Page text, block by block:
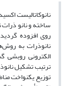
نانوکاتالیست
ساخته و نانو
روی افزوده
نانوذرات به
الکترونی روبشی
توزیع یکنواخت